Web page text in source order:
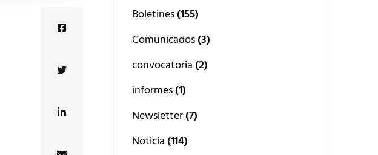
Boletines(155)
Comunicados(3)
convocatoria (2)
informes(1)
Newsletter(7)
Noticia (114)